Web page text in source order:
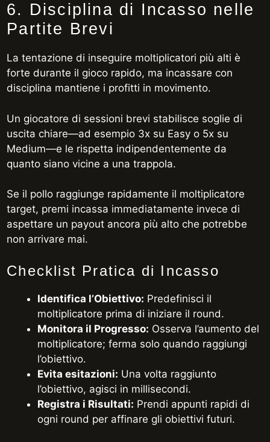
6. Disciplina di Incasso nelle
Partite Brevi
La tentazione di inseguire moltiplicatori più alti è
forte durante il gioco rapido, ma incassare con
disciplina mantiene i profitti in movimento.
Un giocatore di sessioni brevi stabilisce soglie di
uscita chiare—ad esempio 3x su Easy o 5x su
Medium—e le rispetta indipendentemente da
quanto siano vicine a una trappola.
Se il pollo raggiunge rapidamente il moltiplicatore
target, premi incassa immediatamente invece di
aspettare un payout ancora più alto che potrebbe
non arrivare mai.
Checklist Pratica di Incasso
Identifica l’Obiettivo: Predefinisci il
moltiplicatore prima di iniziare il round.
Monitora il Progresso: Osserva l’aumento del
moltiplicatore; ferma solo quando raggiungi
l’obiettivo.
Evita esitazioni: Una volta raggiunto
l’obiettivo, agisci in millisecondi.
Registra i Risultati: Prendi appunti rapidi di
ogni round per affinare gli obiettivi futuri.